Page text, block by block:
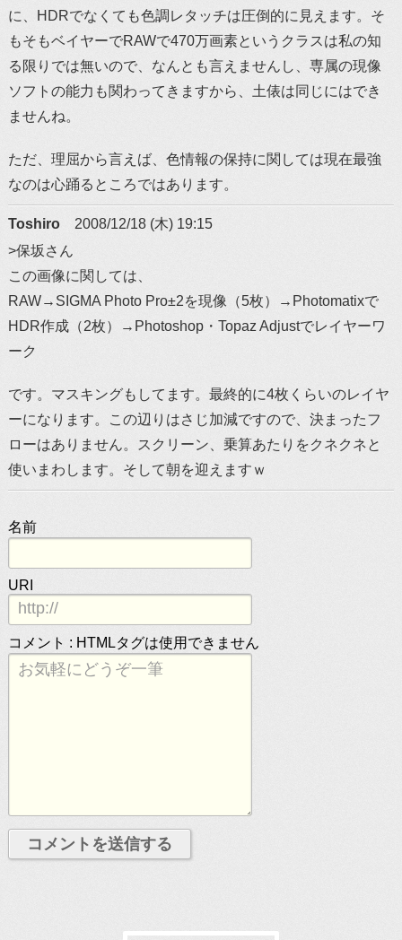
に、HDRでなくても色調レタッチは圧倒的に見えます。そ
もそもベイヤーでRAWで470万画素というクラスは私の知
る限りでは無いので、なんとも言えませんし、専属の現像
ソフトの能力も関わってきますから、土俵は同じにはでき
ませんね。
ただ、理屈から言えば、色情報の保持に関しては現在最強
なのは心踊るところではあります。
Toshiro 2008/12/18 (木) 19:15
>保坂さん
この画像に関しては、
RAW→SIGMA Photo Pro±2を現像（5枚）→Photomatixで
HDR作成（2枚）→Photoshop・Topaz Adjustでレイヤーワ
ーク
です。マスキングもしてます。最終的に4枚くらいのレイヤ
ーになります。この辺りはさじ加減ですので、決まったフ
ローはありません。スクリーン、乗算あたりをクネクネと
使いまわします。そして朝を迎えますｗ
名前
URI
コメント : HTMLタグは使用できません